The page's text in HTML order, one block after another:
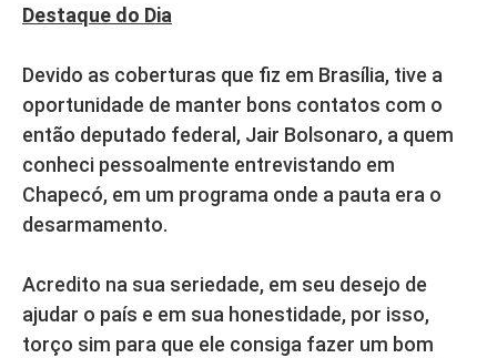
Destaque do Dia
Devido as coberturas que fiz em Brasília, tive a
oportunidade de manter bons contatos com o
então deputado federal, Jair Bolsonaro, a quem
conheci pessoalmente entrevistando em
Chapecó, em um programa onde a pauta era o
desarmamento.
Acredito na sua seriedade, em seu desejo de
ajudar o país e em sua honestidade, por isso,
torço sim para que ele consiga fazer um bom